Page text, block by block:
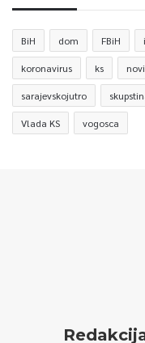
BiH dom FBiH
koronavirus ks novi
sarajevskojutro
Vlada KS vogosca